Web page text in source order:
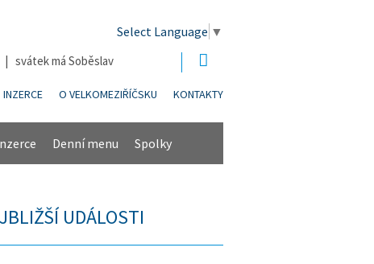
Select Language ▼
| svátek má Soběslav
INZERCE O VELKOMEZIŘÍČSKU KONTAKTY
Denní menu Spolky
UDÁLOSTI